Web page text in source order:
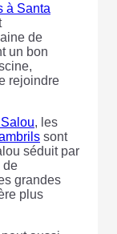
à Santa
de
un bon
rejoindre
, les
sont
séduit par
de
grandes
plus